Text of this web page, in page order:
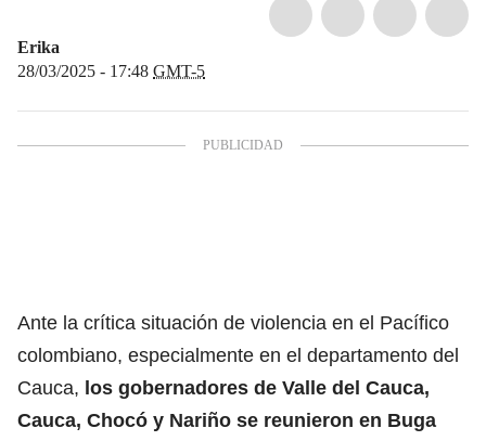
Erika
28/03/2025 - 17:48 GMT-5
Ante la crítica situación de violencia en el Pacífico
colombiano, especialmente en el departamento del
Cauca, los gobernadores de Valle del Cauca,
Cauca, Chocó y Nariño se reunieron en Buga